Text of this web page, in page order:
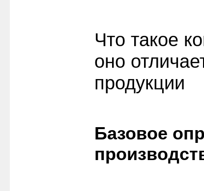
Что такое
оно
продукции
Базовое